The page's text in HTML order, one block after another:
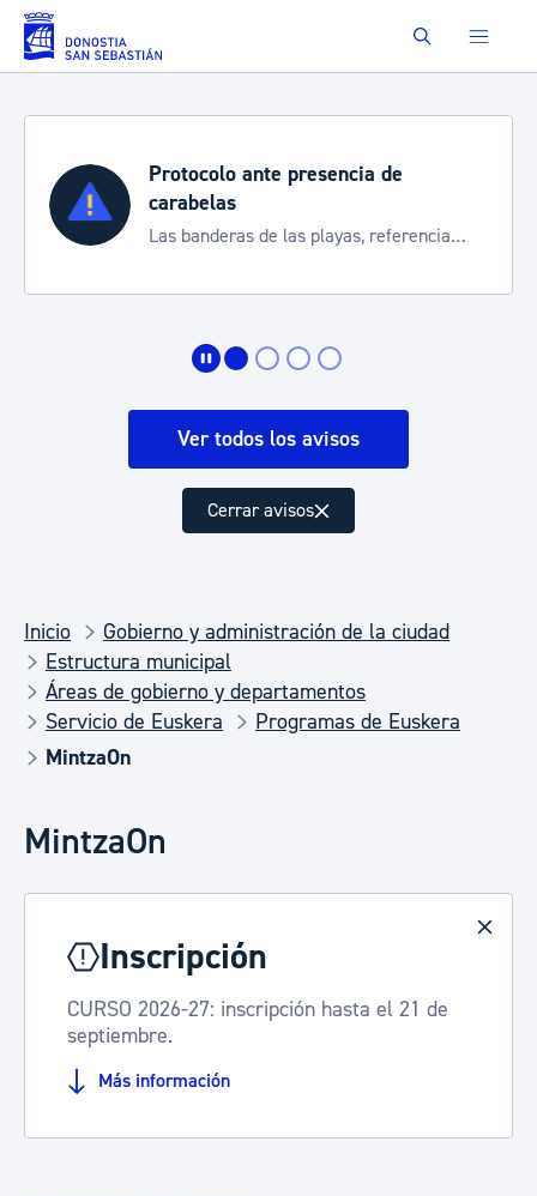
Saltar al contenido principal Buscar
Protocolo ante presencia de
carabelas
Las banderas de las playas, referencia
Ver todos los avisos
Cerrar avisos
Inicio
Gobierno y administración de la ciudad
Estructura municipal
Áreas de gobierno y departamentos
Servicio de Euskera
Programas de Euskera
MintzaOn
MintzaOn
Inscripción
CURSO 2026-27: inscripción hasta el 21 de
septiembre.
Más información